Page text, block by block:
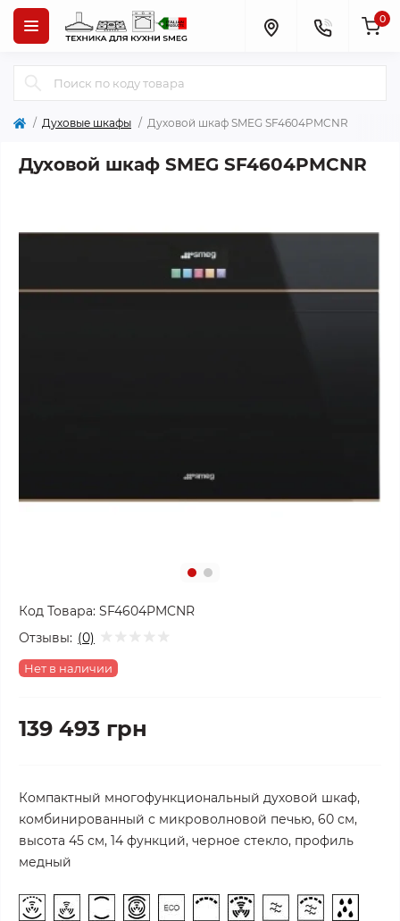
0
Духовые шкафы Духовой шкаф SMEG SF4604PMCNR
Духовой шкаф SMEG SF4604PMCNR
Код Товара: SF4604PMCNR
Отзывы: (0)
Нет в наличии
139 493 грн
Компактный многофункциональный духовой шкаф,
комбинированный с микроволновой печью, 60 см,
высота 45 см, 14 функций, черное стекло, профиль
медный